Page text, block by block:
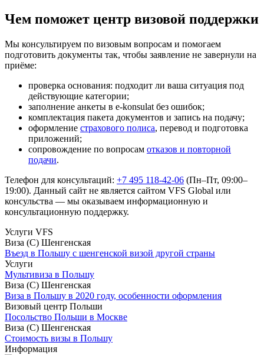
Чем поможет центр визовой поддержки
Мы консультируем по визовым вопросам и помогаем
подготовить документы так, чтобы заявление не завернули на
приёме:
проверка основания: подходит ли ваша ситуация под
действующие категории;
заполнение анкеты в e-konsulat без ошибок;
комплектация пакета документов и запись на подачу;
оформление страхового полиса, перевод и подготовка
приложений;
сопровождение по вопросам отказов и повторной
подачи.
Телефон для консультаций: +7 495 118-42-06 (Пн–Пт, 09:00–
19:00). Данный сайт не является сайтом VFS Global или
консульства — мы оказываем информационную и
консультационную поддержку.
Услуги VFS
Виза (С) Шенгенская
Въезд в Польшу с шенгенской визой другой страны
Услуги
Мультивиза в Польшу
Виза (С) Шенгенская
Виза в Польшу в 2020 году, особенности оформления
Визовый центр Польши
Посольство Польши в Москве
Виза (С) Шенгенская
Стоимость визы в Польшу
Информация